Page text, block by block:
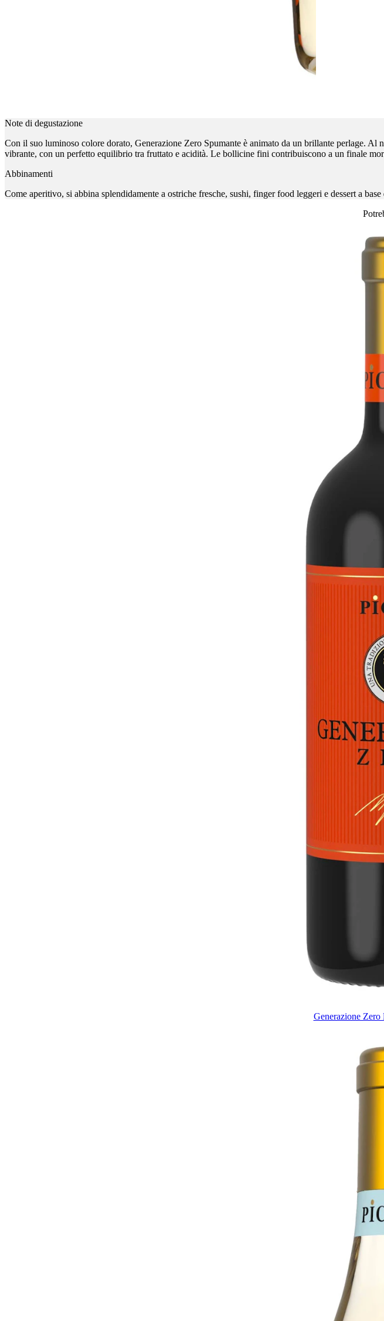
Note di degustazione
Con il suo luminoso colore dorato, Generazione Zero Spumante è animato da un brillante perlage.
vibrante, con un perfetto equilibrio tra fruttato e acidità. Le bollicine fini contribuiscono a un finale
Abbinamenti
Come aperitivo, si abbina splendidamente a ostriche fresche, sushi, finger food leggeri e dessert a
Generazione